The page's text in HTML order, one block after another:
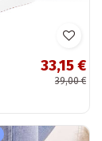
33,15 €
39,00 €